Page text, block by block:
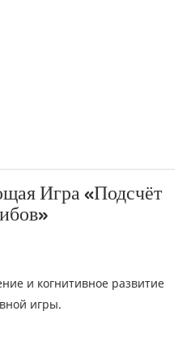
Игра «Подсчёт
и когнитивное развитие
игры.